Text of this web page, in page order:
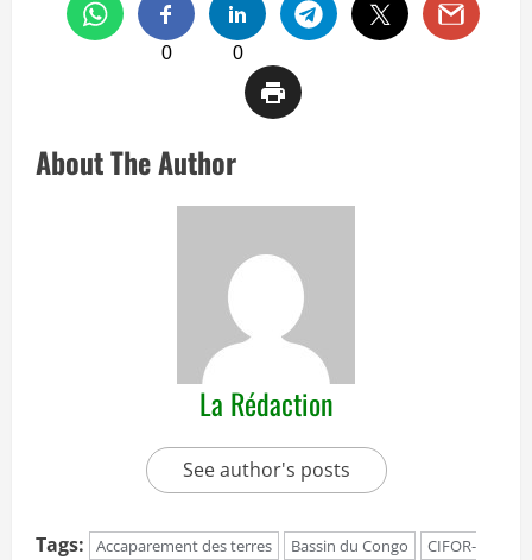
0 0
About The Author
La Rédaction
See author's posts
Tags: Accaparement des terres Bassin du Congo
CIFOR-